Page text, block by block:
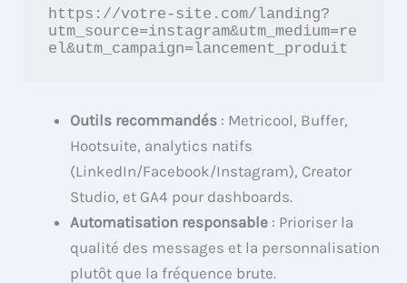
https://votre-site.com/landing?
utm_source=instagram&utm_medium=re
el&utm_campaign=lancement_produit
Outils recommandés : Metricool, Buffer,
Hootsuite, analytics natifs
(LinkedIn/Facebook/Instagram), Creator
Studio, et GA4 pour dashboards.
Automatisation responsable : Prioriser la
qualité des messages et la personnalisation
plutôt que la fréquence brute.